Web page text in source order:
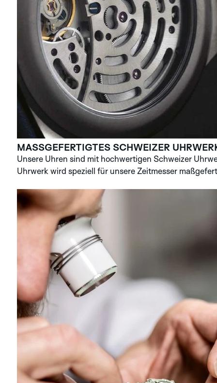
MASSGEFERTIGTES SCHWEIZER
Unsere Uhren sind mit hochwertigen Schweizer
Uhrwerk wird speziell für unsere Zeitmesser